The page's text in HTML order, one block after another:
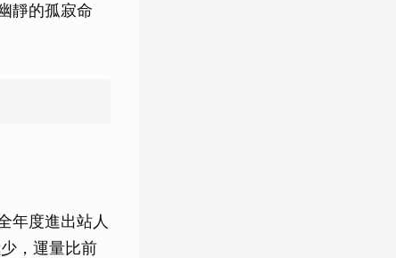
靜的孤寂命
年度進出站人
，運量比前